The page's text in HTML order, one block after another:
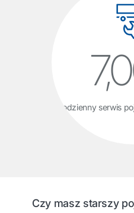
Codzienny serwis
Czy masz starszy